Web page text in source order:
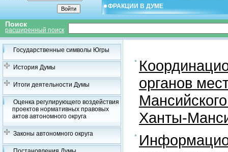
ФРАКЦИИ В ДУМЕ
Поиск
расширенный поиск
Государственные символы Югры
История Думы
Итоги деятельности Думы
Оценка регулирующего воздействия
проектов нормативных правовых
актов автономного округа
Законы автономного округа
органов
Ханты-